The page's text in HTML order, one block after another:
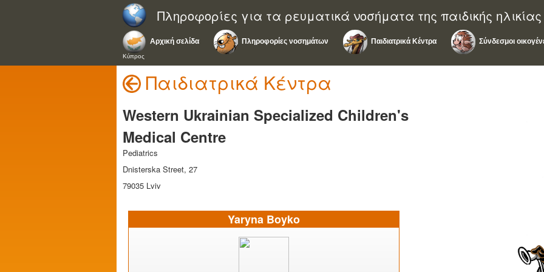
Πληροφορίες για τα ρευματικά νοσήματα της παιδικής ηλικίας
Αρχική σελίδα
Κύπρος
Πληροφορίες νοσημάτων Παιδιατρικά Κέντρα Σύνδεσμοι
Παιδιατρικά Κέντρα
Western Ukrainian Specialized Children's
Medical Centre
Pediatrics
Dnisterska Street, 27
79035 Lviv
Yaryna Boyko